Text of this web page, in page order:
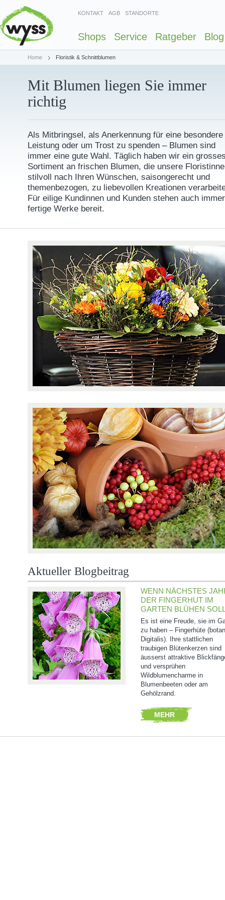
KONTAKT AGB STANDORTE
Shops Service Ratgeber Blog
Home Floristik & Schnittblumen
Mit Blumen liegen Sie immer
richtig
Als Mitbringsel, als Anerkennung für eine besondere
Leistung oder um Trost zu spenden ‒ Blumen sind
immer eine gute Wahl. Täglich haben wir ein
Sortiment an frischen Blumen, die unsere
stilvoll nach Ihren Wünschen, saisongerecht und
themenbezogen, zu liebevollen Kreationen
Für eilige Kundinnen und Kunden stehen auch immer
fertige Werke bereit.
Aktueller Blogbeitrag
WENN NÄCHSTES
DER FINGERHUT IM
GARTEN BLÜHEN
Es ist eine Freude, sie im
zu haben – Fingerhüte
Digitalis). Ihre stattlichen
traubigen Blütenkerzen sind
äusserst attraktive
und versprühen
Wildblumencharme in
Blumenbeeten oder am
Gehölzrand.
MEHR